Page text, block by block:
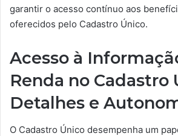
garantir o acesso contínuo aos
oferecidos pelo Cadastro Único.
Acesso à
Renda no Cadastro
Detalhes e
O Cadastro Único desempenha um